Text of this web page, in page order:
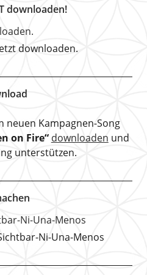
downloaden!
downloaden.
neuen Kampagnen-Song
on Fire“ downloaden und
unterstützen.
Ni-Una-Menos